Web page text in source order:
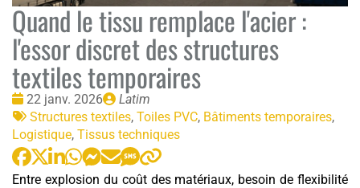
Quand le tissu remplace l'acier :
l'essor discret des structures
textiles temporaires
Date
:
22 janv. 2026
Publié
par
Latim
Tags
:
Structures textiles, Toiles PVC, Bâtiments temporaires,
Logistique, Tissus techniques
Entre explosion du coût des matériaux, besoin de flexibilité